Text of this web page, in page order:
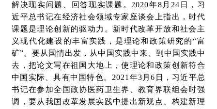
解决现实问题、回答现实课题。2020年8月24日，习
近平总书记在经济社会领域专家座谈会上指出，时代
课题是理论创新的驱动力。新时代改革开放和社会主
义现代化建设的丰富实践，是理论和政策研究的“富
矿”。要从国情出发，从中国实践中来、到中国实践中
去，把论文写在祖国大地上，使理论和政策创新符合
中国实际、具有中国特色。2021年3月6日，习近平总
书记在参加全国政协医药卫生界、教育界联组会时强
调，要从我国改革发展实践中提出新观点、构建新理